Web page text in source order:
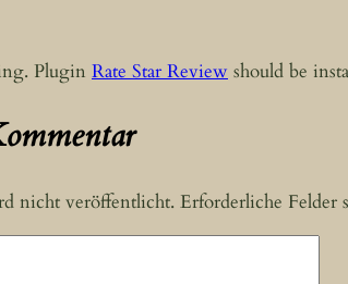
Plugin Rate Star Review should be
nicht veröffentlicht. Erforderliche Felder